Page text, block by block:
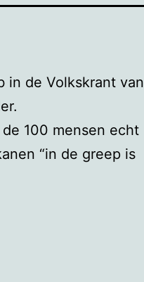
in de Volkskrant van
100 mensen echt
“in de greep is